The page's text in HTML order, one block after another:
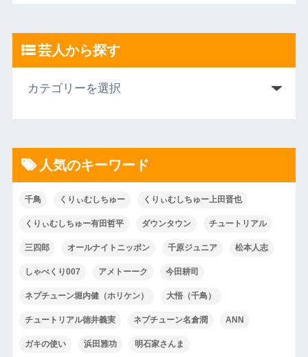
芸人から探す
人気のキーワード
千鳥 くりぃむしちゅー くりぃむしちゅー上田晋也
くりぃむしちゅー有田哲平 ダウンタウン チュートリアル
三四郎 オールナイトニッポン 千原ジュニア 松本人志
しゃべくり007 アメトーーク 今田耕司
ネプチューン堀内健（ホリケン） 大悟（千鳥）
チュートリアル徳井義実 ネプチューン名倉潤 ANN
ガキの使い 浜田雅功 明石家さんま